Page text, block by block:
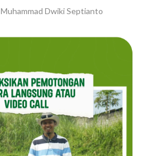
Muhammad Dwiki Septianto